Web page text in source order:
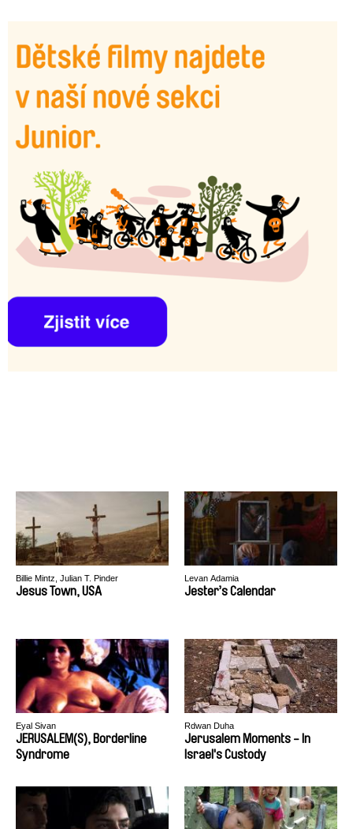
Billie Mintz, Julian T. Pinder
Jesus Town, USA
Levan Adamia
Jester’s Calendar
Eyal Sivan
JERUSALEM(S), Borderline
Syndrome
Rdwan Duha
Jerusalem Moments - In
Israel's Custody